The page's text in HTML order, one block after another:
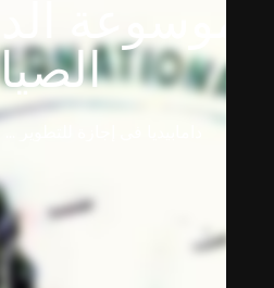
دامابيديا في إجازة للتطوير